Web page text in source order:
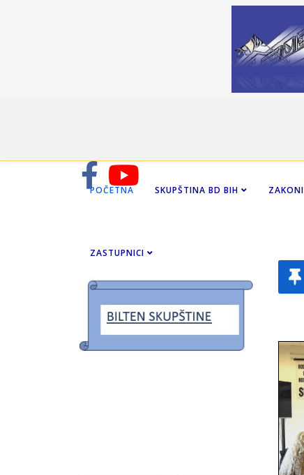
POČETNA SKUPŠTINA BD BIH ZAKONI
ZASTUPNICI